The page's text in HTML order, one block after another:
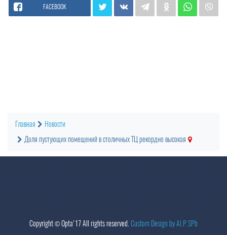
FACEBOOK
Главная
Новости
Доля пустующих помещений в столичных ТЦ рекордно высокая
Copyright ©Opta'17 All rights reserved.Custom Design by Al.P.SPb